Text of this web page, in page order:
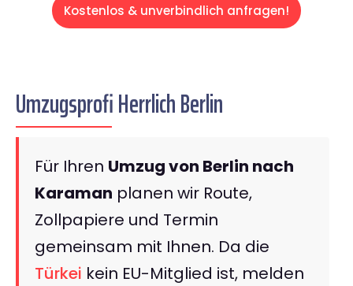
Kostenlos & unverbindlich anfragen!
Umzugsprofi Herrlich Berlin
Für Ihren Umzug von Berlin nach
Karaman planen wir Route,
Zollpapiere und Termin
gemeinsam mit Ihnen. Da die
Türkei kein EU-Mitglied ist, melden